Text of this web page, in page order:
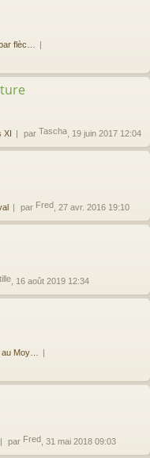
flèc…
XI par Tascha , 19 juin 2017 12:04
par Fred , 27 avr. 2016 19:10
, 16 août 2019 12:34
Moy…
par Fred , 31 mai 2018 09:03